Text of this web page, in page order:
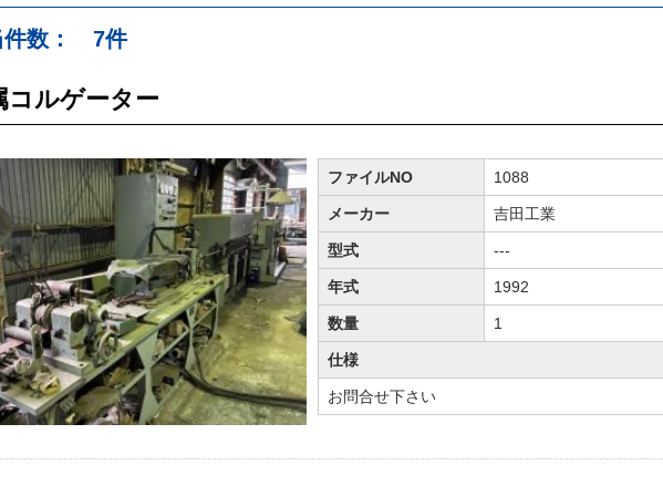
件数： 7件
コルゲーター
ファイルNO 1088
メーカー 吉田工業
型式 ---
年式 1992
数量 1
仕様
お問合せ下さい